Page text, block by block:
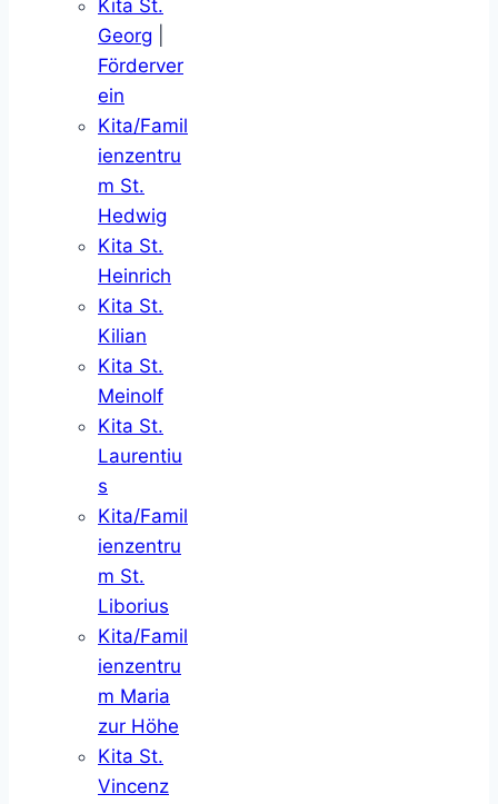
Kita St.
Georg
Förderver
ein
Kita/Famil
ienzentru
m St.
Hedwig
Kita St.
Heinrich
Kita St.
Kilian
Kita St.
Meinolf
Kita St.
Laurentiu
s
Kita/Famil
ienzentru
m St.
Liborius
Kita/Famil
ienzentru
m Maria
zur Höhe
Kita St.
Vincenz